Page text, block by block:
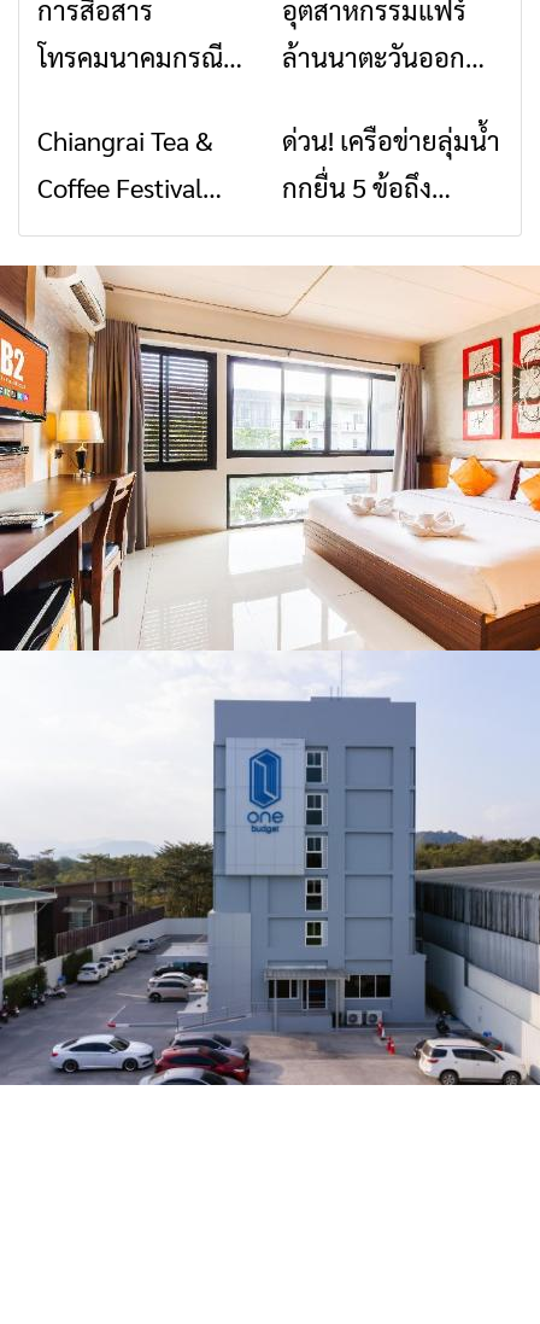
การสื่อสาร
โทรคมนาคมกรณีภัย
สัญญาณขาด การ
สื่อสารต้องไม่หยุด
ข่าวเชียงราย
อุตสาหกรรมแฟร์
ล้านนาตะวันออก
สินค้าเด่น และเสน่ห์
วัฒนธรรมจาก 4
จังหวัด เชียงราย
พะเยา แพร่ และ
น่าน พร้อมชม
คอนเสิร์ตจากศิลปิน
ชื่อดังตลอด 5 วัน
ข่าวเชียงราย
Chiangrai Tea &
Coffee Festival
2026
ข่าวเชียงราย
ด่วน! เครือข่ายลุ่มน้ำ
กกยื่น 5 ข้อถึง
รัฐบาล จี้นายกฯ ลง
เชียงราย แก้วิกฤต
สารปนเปื้อนต้นน้ำ